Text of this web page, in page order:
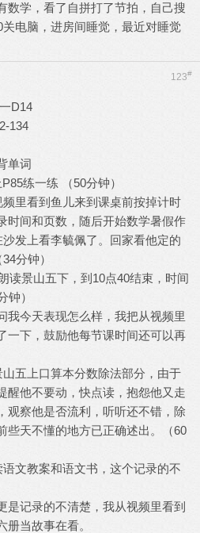
数学，看了自拼打了节拍，自己搜
电脑，进房间睡觉，最近对睡觉
123#
D14
134
单词
练一练 （50分钟）
里看到鱼儿来到课桌前按掉计时
时间和页数，随后开始数学暑假作
发上看李毓佩了。回家看他定的
分钟）
读景山五下，到10点40结束，时间
钟）
我今天表现怎么样，我把从视频里
一下，鼓励他每节课时间还可以再
五上口算本分数除法部分，由于
醒他不要动，快点读，抱怨他又走
观察他是否流利，听听还不错，除
些天不懂的地方已正确述出。（60
文教案和语文书，这个记录的不
是记录的不清楚，我从视频里看到
册当故事在看。